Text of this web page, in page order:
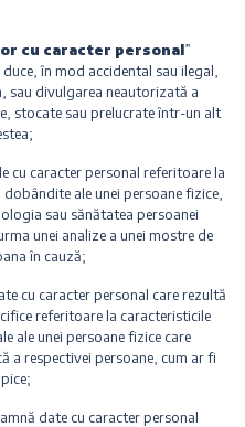
cu caracter personal”
în mod accidental sau ilegal,
sau divulgarea neautorizată a
stocate sau prelucrate într-un alt
cu caracter personal referitoare la
ale unei persoane fizice,
sau sănătatea persoanei
unei analize a unei mostre de
în cauză;
cu caracter personal care rezultă
referitoare la caracteristicile
ale unei persoane fizice care
a respectivei persoane, cum ar fi
date cu caracter personal